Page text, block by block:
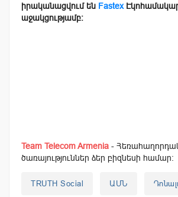
իրականացվում են Fastex
աջակցությամբ:
Team Telecom Armenia -
ծառայություններ ձեր բիզնեսի համար:
TRUTH Social ԱՄՆ